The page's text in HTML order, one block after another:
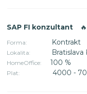
SAP FI konzultant 🔥
Forma: Kontrakt
Lokalita: Bratislava
HomeOffice: 100 %
Plat: 4000 -